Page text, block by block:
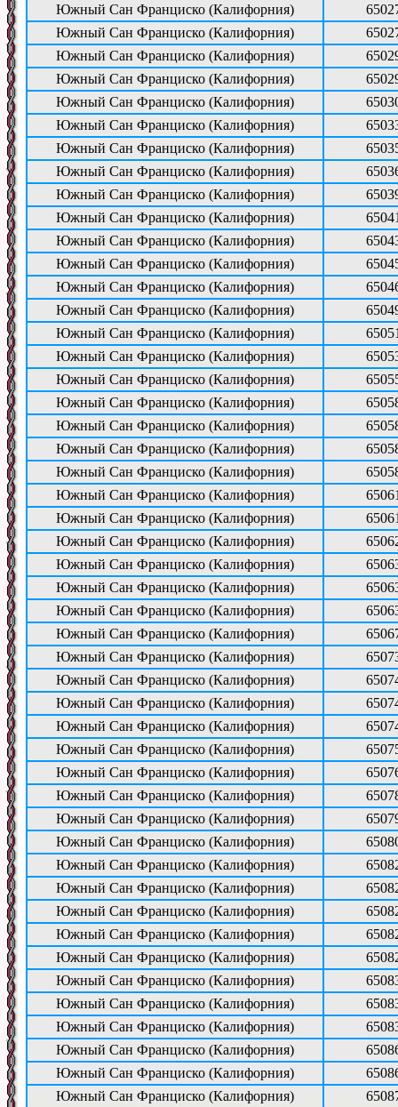
Южный Сан Франциско (Калифорния)
Южный Сан Франциско (Калифорния)
Южный Сан Франциско (Калифорния)
Южный Сан Франциско (Калифорния)
Южный Сан Франциско (Калифорния)
Южный Сан Франциско (Калифорния)
Южный Сан Франциско (Калифорния)
Южный Сан Франциско (Калифорния)
Южный Сан Франциско (Калифорния)
Южный Сан Франциско (Калифорния)
Южный Сан Франциско (Калифорния)
Южный Сан Франциско (Калифорния)
Южный Сан Франциско (Калифорния)
Южный Сан Франциско (Калифорния)
Южный Сан Франциско (Калифорния)
Южный Сан Франциско (Калифорния)
Южный Сан Франциско (Калифорния)
Южный Сан Франциско (Калифорния)
Южный Сан Франциско (Калифорния)
Южный Сан Франциско (Калифорния)
Южный Сан Франциско (Калифорния)
Южный Сан Франциско (Калифорния)
Южный Сан Франциско (Калифорния)
Южный Сан Франциско (Калифорния)
Южный Сан Франциско (Калифорния)
Южный Сан Франциско (Калифорния)
Южный Сан Франциско (Калифорния)
Южный Сан Франциско (Калифорния)
Южный Сан Франциско (Калифорния)
Южный Сан Франциско (Калифорния)
Южный Сан Франциско (Калифорния)
Южный Сан Франциско (Калифорния)
Южный Сан Франциско (Калифорния)
Южный Сан Франциско (Калифорния)
Южный Сан Франциско (Калифорния)
Южный Сан Франциско (Калифорния)
Южный Сан Франциско (Калифорния)
Южный Сан Франциско (Калифорния)
Южный Сан Франциско (Калифорния)
Южный Сан Франциско (Калифорния)
Южный Сан Франциско (Калифорния)
Южный Сан Франциско (Калифорния)
Южный Сан Франциско (Калифорния)
Южный Сан Франциско (Калифорния)
Южный Сан Франциско (Калифорния)
Южный Сан Франциско (Калифорния)
Южный Сан Франциско (Калифорния)
Южный Сан Франциско (Калифорния)